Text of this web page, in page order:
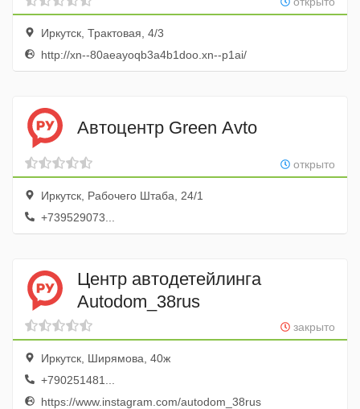
Иркутск, Трактовая, 4/3
http://xn--80aeayoqb3a4b1doo.xn--p1ai/
Автоцентр Green Avto
открыто
Иркутск, Рабочего Штаба, 24/1
+739529073...
Центр автодетейлинга
Autodom_38rus
закрыто
Иркутск, Ширямова, 40ж
+790251481...
https://www.instagram.com/autodom_38rus